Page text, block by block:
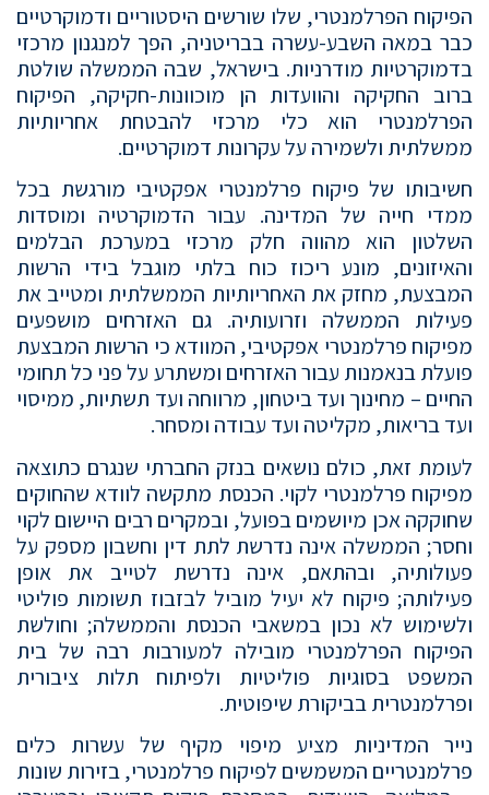
הפיקוח הפרלמנטרי, שלו שורשים היסטוריים ודמוקרטיים
כבר במאה השבע-עשרה בבריטניה, הפך למנגנון מרכזי
בדמוקרטיות מודרניות. בישראל, שבה הממשלה שולטת
ברוב החקיקה והוועדות הן מוכוונות-חקיקה, הפיקוח
הפרלמנטרי הוא כלי מרכזי להבטחת אחריותיות
ממשלתית ולשמירה על עקרונות דמוקרטיים.
חשיבותו של פיקוח פרלמנטרי אפקטיבי מורגשת בכל
ממדי חייה של המדינה. עבור הדמוקרטיה ומוסדות
השלטון הוא מהווה חלק מרכזי במערכת הבלמים
והאיזונים, מונע ריכוז כוח בלתי מוגבל בידי הרשות
המבצעת, מחזק את האחריותיות הממשלתית ומטייב את
פעילות הממשלה וזרועותיה. גם האזרחים מושפעים
מפיקוח פרלמנטרי אפקטיבי, המוודא כי הרשות המבצעת
פועלת בנאמנות עבור האזרחים ומשתרע על פני כל תחומי
החיים – מחינוך ועד ביטחון, מרווחה ועד תשתיות, ממיסוי
ועד בריאות, מקליטה ועד עבודה ומסחר.
לעומת זאת, כולם נושאים בנזק החברתי שנגרם כתוצאה
מפיקוח פרלמנטרי לקוי. הכנסת מתקשה לוודא שהחוקים
שחוקקה אכן מיושמים בפועל, ובמקרים רבים היישום לקוי
וחסר; הממשלה אינה נדרשת לתת דין וחשבון מספק על
פעולותיה, ובהתאם, אינה נדרשת לטייב את אופן
פעילותה; פיקוח לא יעיל מוביל לבזבוז תשומות פוליטי
ולשימוש לא נכון במשאבי הכנסת והממשלה; וחולשת
הפיקוח הפרלמנטרי מובילה למעורבות רבה של בית
המשפט בסוגיות פוליטיות ולפיתוח תלות ציבורית
ופרלמנטרית בביקורת שיפוטית.
נייר המדיניות מציע מיפוי מקיף של עשרות כלים
פרלמנטריים המשמשים לפיקוח פרלמנטרי, בזירות שונות